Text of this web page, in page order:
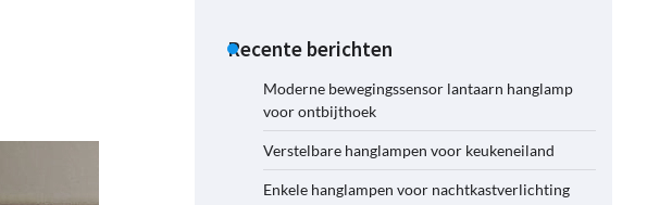
Recente berichten
Moderne bewegingssensor lantaarn hanglamp
voor ontbijthoek
Verstelbare hanglampen voor keukeneiland
Enkele hanglampen voor nachtkastverlichting